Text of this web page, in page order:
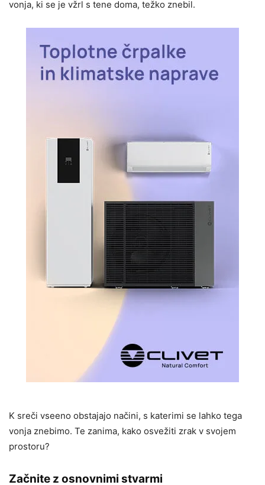
vonja, ki se je vžrl s tene doma, težko znebil.
K sreči vseeno obstajajo načini, s katerimi se lahko tega
vonja znebimo. Te zanima, kako osvežiti zrak v svojem
prostoru?
Začnite z osnovnimi stvarmi